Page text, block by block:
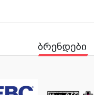
ბრენდები